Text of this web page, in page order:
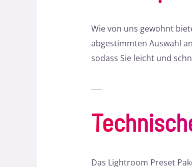
Wie von uns gewohnt
abgestimmten Auswahl
sodass Sie leicht und
Das Lightroom Preset